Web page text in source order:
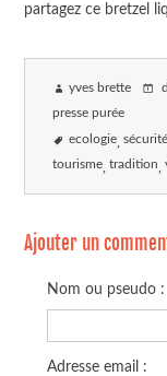
partagez ce bretzel
yves brette
presse purée
ecologie
tourisme tradition
Ajouter un
Nom ou pseudo :
Adresse email :